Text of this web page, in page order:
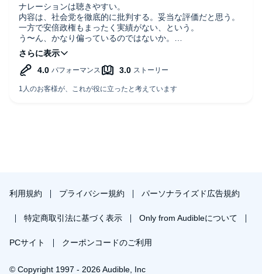
ナレーションは聴きやすい。
内容は、社会党を徹底的に批判する。妥当な評価だと思う。
一方で安倍政権もまったく実績がない、という。
う〜ん、かなり偏っているのではないか。
他の政党史も併せて読んだ方がいい。
利用規約 プライバシー規約 パーソナライズド広告規約
特定商取引法に基づく表示 Only from Audibleについて
PCサイト クーポンコードのご利用
© Copyright 1997 - 2026 Audible, Inc